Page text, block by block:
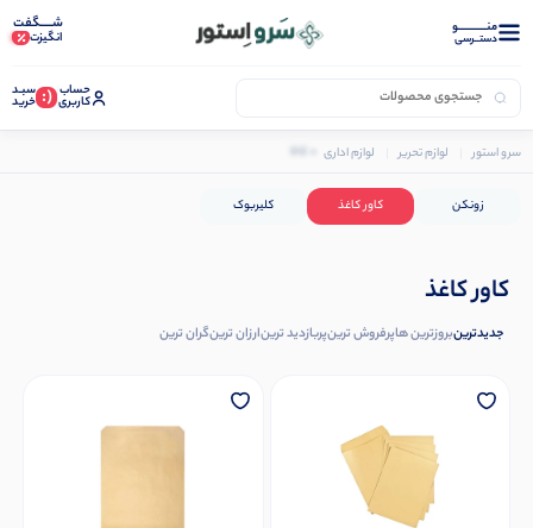
منــــــــــــو
دستــرسی
شـــــگفت
انگیزت
حساب
کاربری (: سبـد
خرید
سرو استور لوازم تحریر لوازم اداری لوازم بایگانی
زونکن کاور کاغذ کلیربوک
کاور کاغذ
جدیدترینبروزترین هاپرفروش ترینپربازدید ترینارزان ترینگران ترین